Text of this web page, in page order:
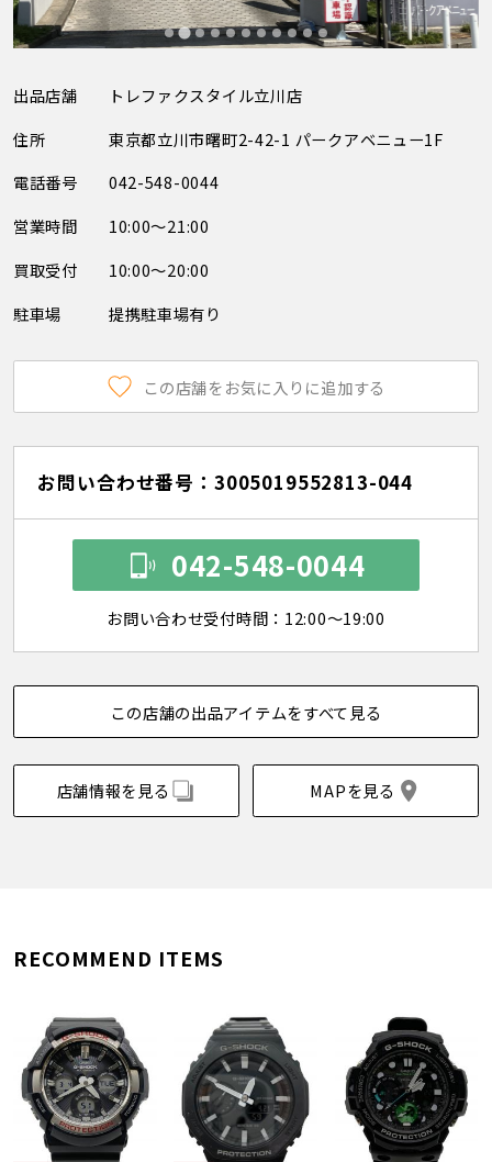
出品店舗
トレファクスタイル立川店
住所
東京都立川市曙町2-42-1 パークアベニュー1F
電話番号
042-548-0044
営業時間
10:00～21:00
買取受付
10:00～20:00
駐車場
提携駐車場有り
この店舗をお気に入りに追加する
お問い合わせ番号：3005019552813-044
042-548-0044
お問い合わせ受付時間：12:00～19:00
この店舗の出品アイテムをすべて見る
店舗情報を見る MAPを見る
RECOMMEND ITEMS